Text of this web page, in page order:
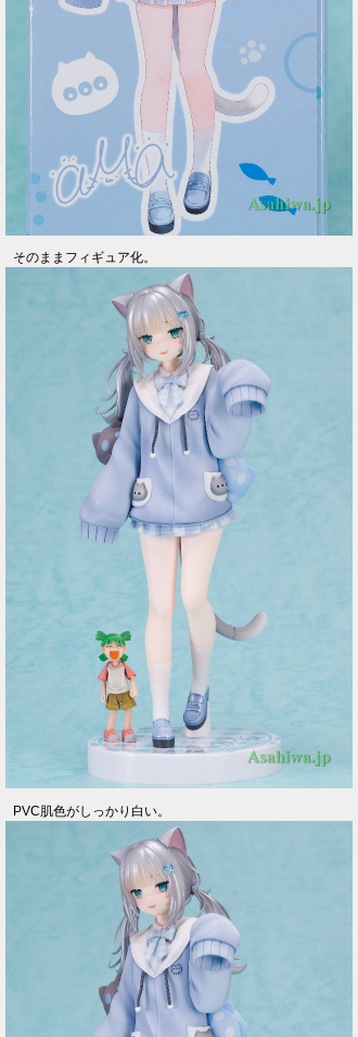
そのままフィギュア化。
PVC肌色がしっかり白い。